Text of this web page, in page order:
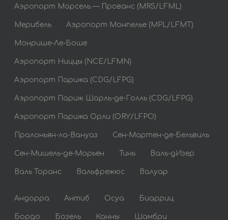
Аэропорт Марсель — Прованс (MRS/LFML)
Мерибель Аэропорт Монпелье (MPL/LFMT)
Монрише-Ле-Боше
Аэропорт Ниццы (NCE/LFMN)
Аэропорт Парижа (CDG/LFPG)
Аэропорт Париж Шарль-де-Голль (CDG/LFPG)
Аэропорт Парижа Орли (ORY/LFPO)
Пралоньян-ла-Вануаз Сен-Мартен-де-Бельвиль
Сен-Мишель-де-Морьен Тинь Валь-дИзер
Валь Торанс Вальфрежюс Валуар
Андорра Антиб Осуа Биарриц
Бордо Бозель Канны Шамбри